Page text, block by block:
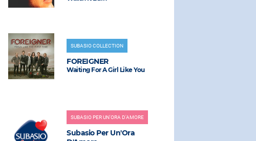
SUBASIO COLLECTION
FOREIGNER
Waiting For A Girl Like You
SUBASIO PER UN'ORA D'AMORE
Subasio Per Un'Ora